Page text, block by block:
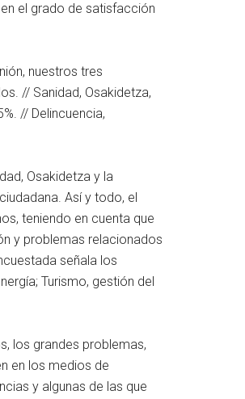
el grado de satisfacción
nuestros tres
// Sanidad, Osakidetza,
// Delincuencia,
Osakidetza y la
Así y todo, el
teniendo en cuenta que
y problemas relacionados
señala los
Turismo, gestión del
los grandes problemas,
en los medios de
y algunas de las que